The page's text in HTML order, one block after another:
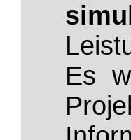
Es